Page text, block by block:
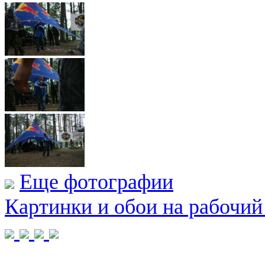
Еще фотографии
Картинки и обои на